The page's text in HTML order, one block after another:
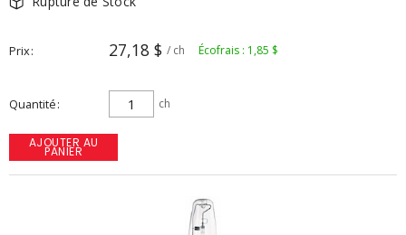
Prix 27,18 $ / ch Écofrais : 1,85 $
Quantité ch
AJOUTER AU
PANIER